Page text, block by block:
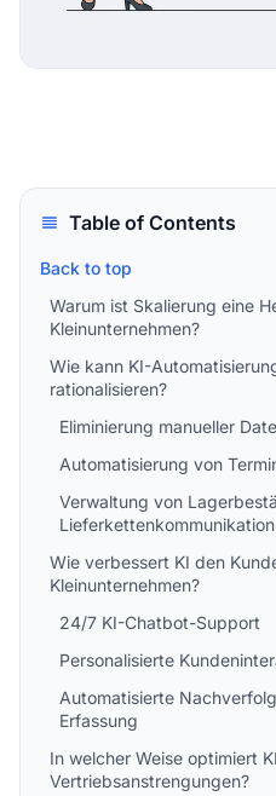
Table of Contents
Back to top
Warum ist Skalierung eine
Kleinunternehmen?
Wie kann KI-
rationalisieren?
Eliminierung manueller
Automatisierung von
Verwaltung von
Lieferkettenkommunikation
Wie verbessert KI den
Kleinunternehmen?
24/7 KI-Chatbot-Support
Personalisierte
Automatisierte
Erfassung
In welcher Weise optimiert
Vertriebsanstrengungen?